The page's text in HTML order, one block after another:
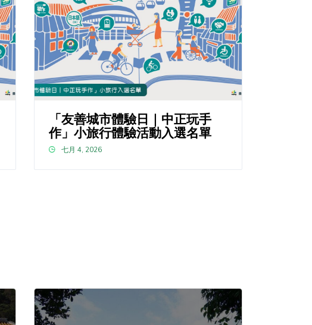
「友善城市體驗日｜中正玩手
作」小旅行體驗活動入選名單
七月 4, 2026